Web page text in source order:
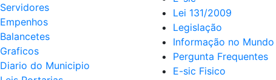
Servidores
Empenhos
Balancetes
Graficos
Diario do Municipio
Lei 131/2009
Legislação
Informação no Mundo
Pergunta Frequentes
E-sic Fisico